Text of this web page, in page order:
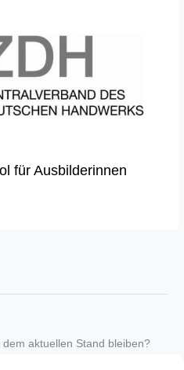
für Ausbilderinnen
aktuellen Stand bleiben?